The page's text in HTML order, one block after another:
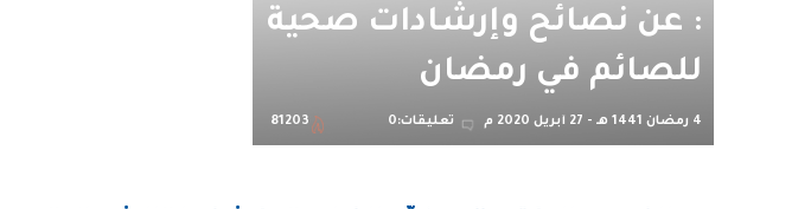
: عن نصائح وإرشادات صحية
للصائم في رمضان
4 رمضان 1441 هـ - 27 أبريل 2020 م تعليقات:0 81203